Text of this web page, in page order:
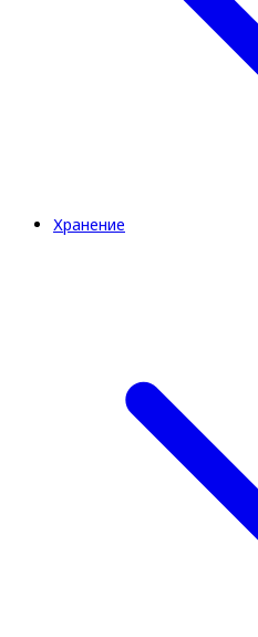
Хранение